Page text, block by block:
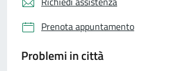
Prenota appuntamento
Problemi in città